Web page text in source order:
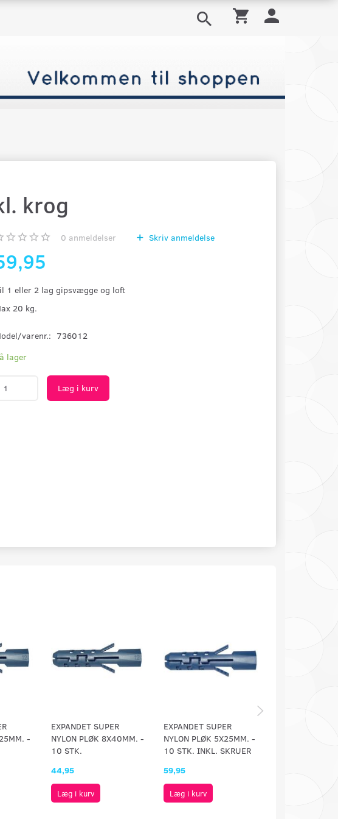
krog
0 anmeldelser Skriv anmeldelse
1 eller 2 lag gipsvægge og loft
20 kg.
varenr.: 736012
lager
Læg i kurv
-
EXPANDET SUPER
NYLON PLØK 8X40MM. -
10 STK.
44,95
Læg i kurv
EXPANDET SUPER
NYLON PLØK 5X25MM. -
10 STK. INKL. SKRUER
59,95
Læg i kurv